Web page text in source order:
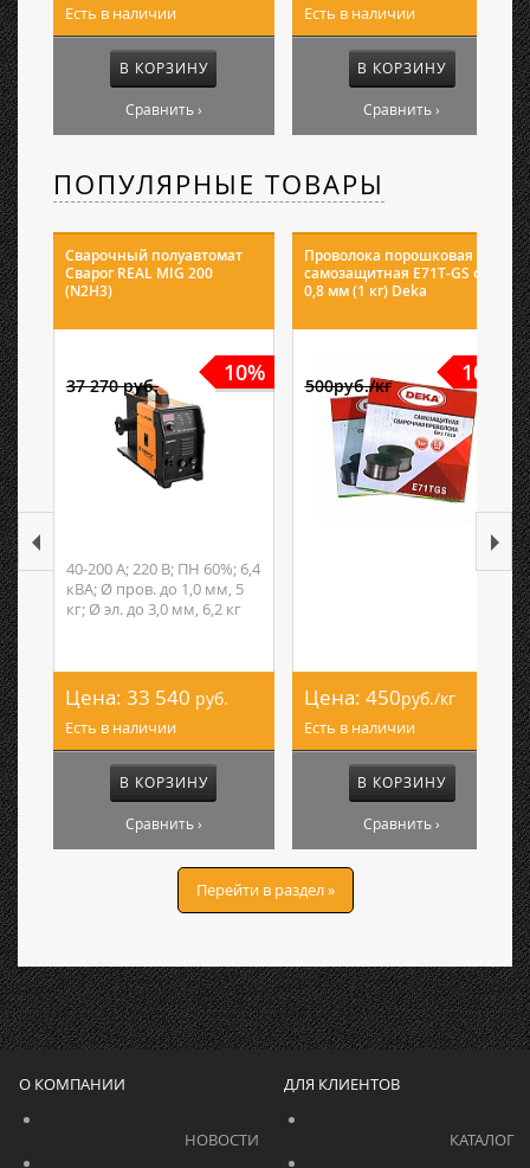
Есть в наличии
В КОРЗИНУ
Сравнить ›
Есть в наличии
В КОРЗИНУ
Сравнить ›
ПОПУЛЯРНЫЕ ТОВАРЫ
Сварочный полуавтомат
Сварог REAL MIG 200
(N2H3)
10%
37 270 руб.
40-200 А; 220 В; ПН 60%; 6,4
кВА; Ø пров. до 1,0 мм, 5
кг; Ø эл. до 3,0 мм, 6,2 кг
Цена: 33 540 руб.
Есть в наличии
В КОРЗИНУ
Сравнить ›
Проволока порошковая
самозащитная E71T-GS ф
0,8 мм (1 кг) Deka
10%
500руб./кг
Цена: 450руб./кг
Есть в наличии
В КОРЗИНУ
Сравнить ›
Перейти в раздел »
О КОМПАНИИ ДЛЯ КЛИЕНТОВ